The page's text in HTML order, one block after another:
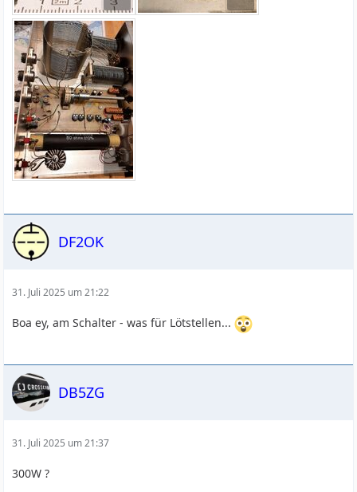
DF2OK
31. Juli 2025 um 21:22
Boa ey, am Schalter - was für Lötstellen...
DB5ZG
31. Juli 2025 um 21:37
300W ?